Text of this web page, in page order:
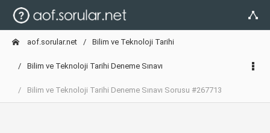
aof.sorular.net Bilim ve Teknoloji Tarihi
Bilim ve Teknoloji Tarihi Deneme Sınavı
Bilim ve Teknoloji Tarihi Deneme Sınavı Sorusu #267713